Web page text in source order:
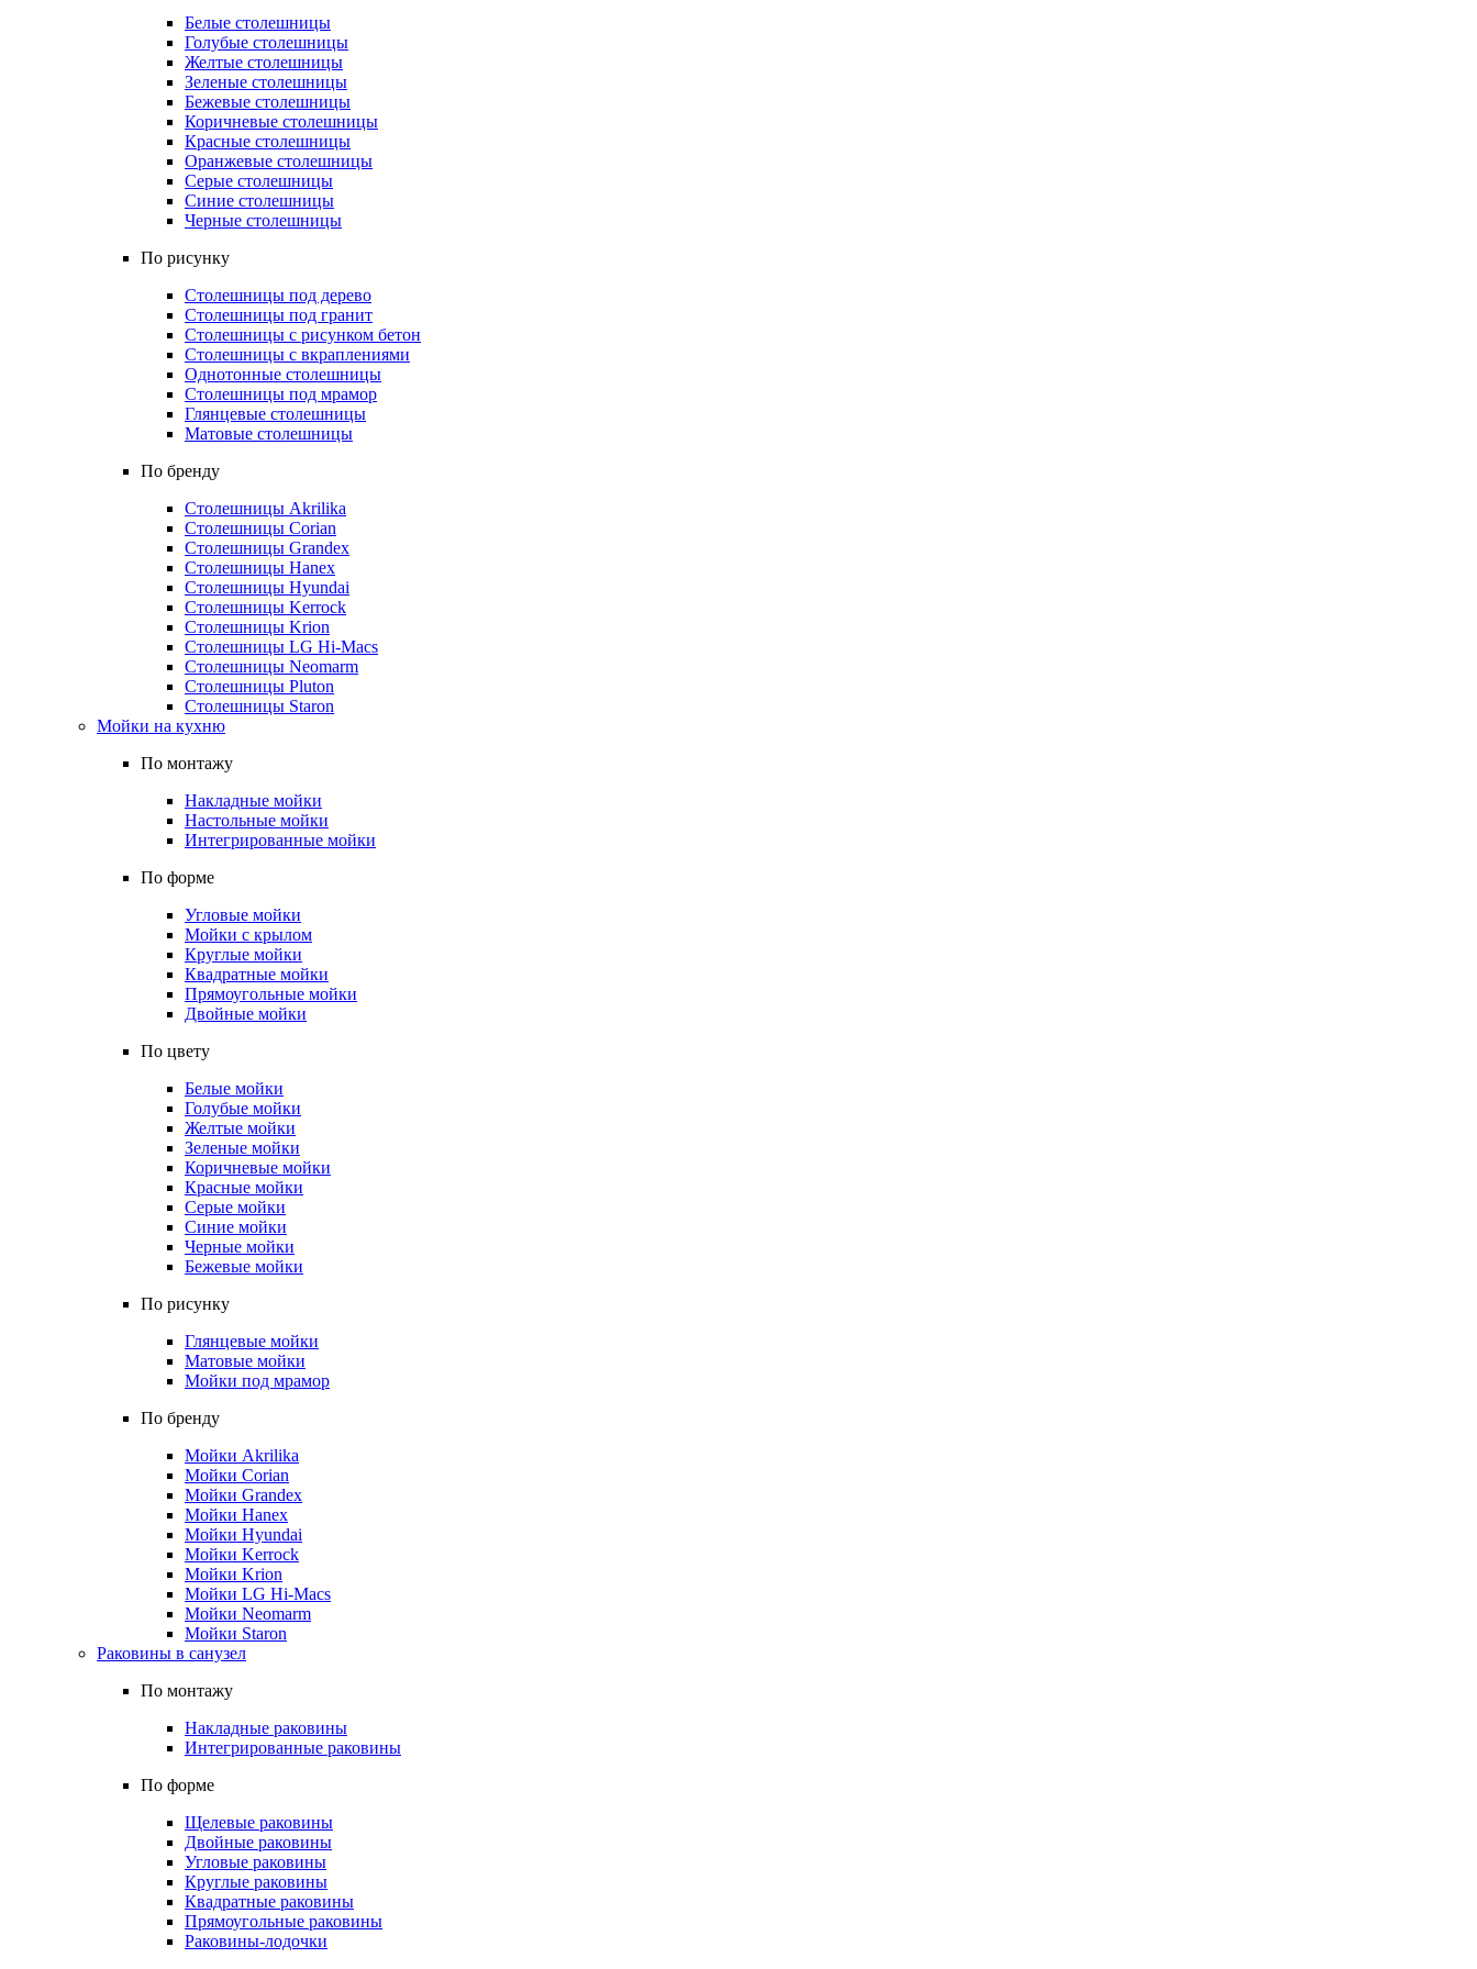
Белые столешницы
Голубые столешницы
Желтые столешницы
Зеленые столешницы
Бежевые столешницы
Коричневые столешницы
Красные столешницы
Оранжевые столешницы
Серые столешницы
Синие столешницы
Черные столешницы
По рисунку
Столешницы под дерево
Столешницы под гранит
Столешницы с рисунком бетон
Столешницы с вкраплениями
Однотонные столешницы
Столешницы под мрамор
Глянцевые столешницы
Матовые столешницы
По бренду
Столешницы Akrilika
Столешницы Corian
Столешницы Grandex
Столешницы Hanex
Столешницы Hyundai
Столешницы Kerrock
Столешницы Krion
Столешницы LG Hi-Macs
Столешницы Neomarm
Столешницы Pluton
Столешницы Staron
Мойки на кухню
По монтажу
Накладные мойки
Настольные мойки
Интегрированные мойки
По форме
Угловые мойки
Мойки с крылом
Круглые мойки
Квадратные мойки
Прямоугольные мойки
Двойные мойки
По цвету
Белые мойки
Голубые мойки
Желтые мойки
Зеленые мойки
Коричневые мойки
Красные мойки
Серые мойки
Синие мойки
Черные мойки
Бежевые мойки
По рисунку
Глянцевые мойки
Матовые мойки
Мойки под мрамор
По бренду
Мойки Akrilika
Мойки Corian
Мойки Grandex
Мойки Hanex
Мойки Hyundai
Мойки Kerrock
Мойки Krion
Мойки LG Hi-Macs
Мойки Neomarm
Мойки Staron
Раковины в санузел
По монтажу
Накладные раковины
Интегрированные раковины
По форме
Щелевые раковины
Двойные раковины
Угловые раковины
Круглые раковины
Квадратные раковины
Прямоугольные раковины
Раковины-лодочки